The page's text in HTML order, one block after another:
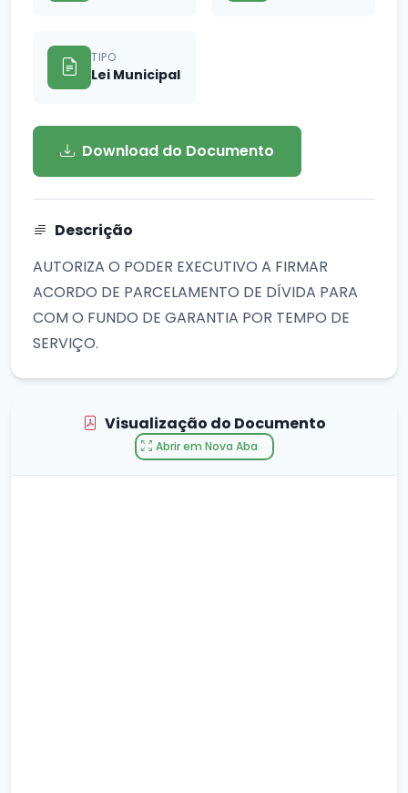
TIPO
Lei Municipal
Download do Documento
Descrição
AUTORIZA O PODER EXECUTIVO A FIRMAR
ACORDO DE PARCELAMENTO DE DÍVIDA PARA
COM O FUNDO DE GARANTIA POR TEMPO DE
SERVIÇO.
Visualização do Documento
Abrir em Nova Aba